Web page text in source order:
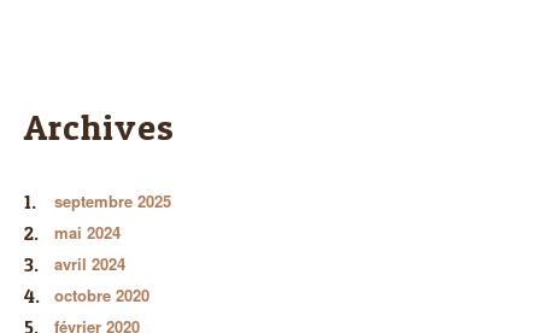
Archives
septembre 2025
mai 2024
avril 2024
octobre 2020
février 2020